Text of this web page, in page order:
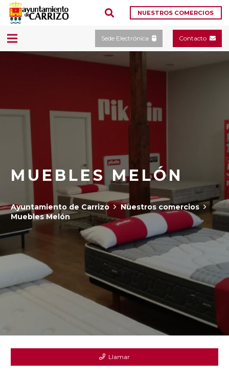
NUESTROS COMERCIOS
Sede Electrónica Contacto
MUEBLES MELÓN
Ayuntamiento de Carrizo
Nuestros comercios
Muebles Melón
Llamar